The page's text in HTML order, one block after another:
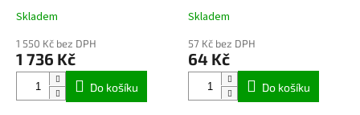
DUŠENÉ MASO V PÁŘE
Průměrné
produktu
je
Skladem
1 550 Kč bez DPH
1 736 Kč
Do košíku
kuřecí
Průměrné
produktu
je
Skladem
57 Kč bez DPH
64 Kč
Do košíku